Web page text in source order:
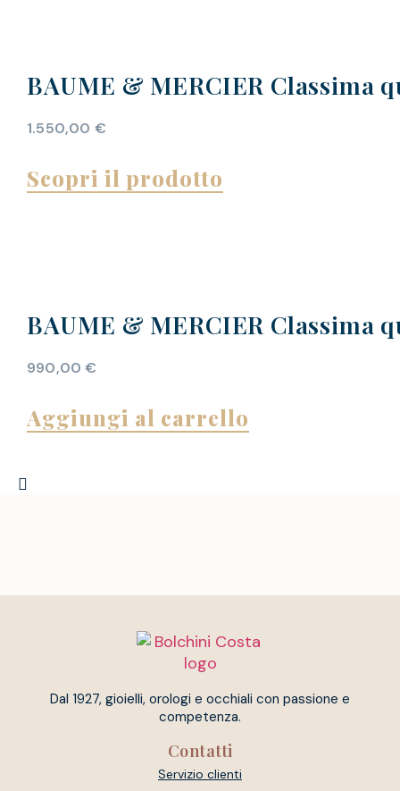
BAUME & MERCIER Classima
1.550,00 €
Scopri il prodotto
BAUME & MERCIER Classima
990,00€
Aggiungi al carrello
Dal 1927, gioielli, orologi e occhiali con passione e
competenza.
Contatti
Servizio clienti